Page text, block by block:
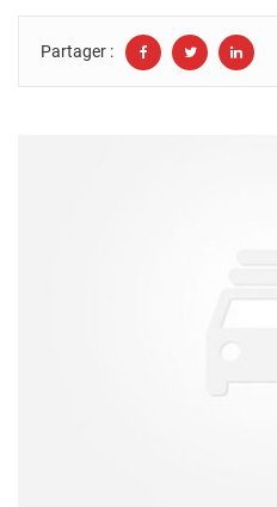
Partager :